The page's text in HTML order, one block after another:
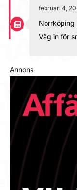
februari 4,
Norrköping
Väg in för
Annons